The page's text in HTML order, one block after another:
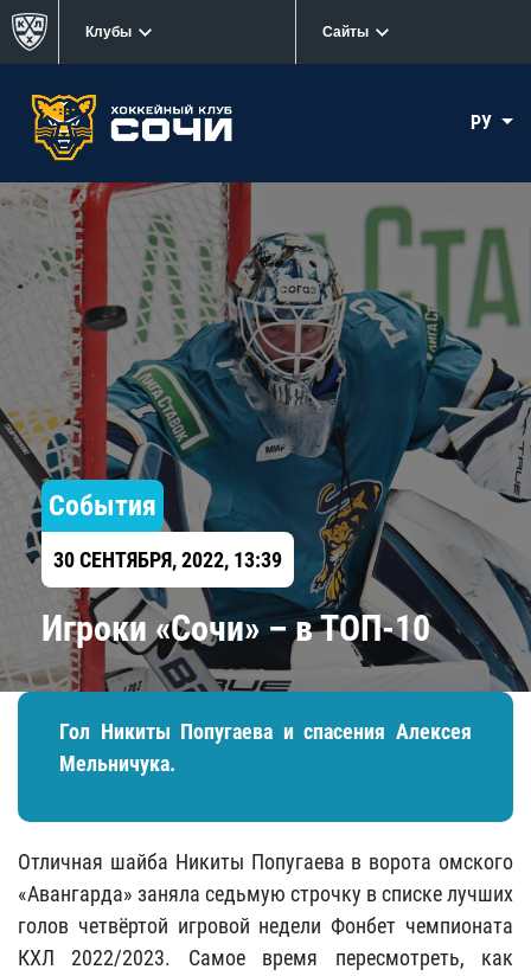
Клубы Сайты
РУ
События
30 СЕНТЯБРЯ, 2022, 13:39
Игроки «Сочи» – в ТОП-10
Гол Никиты Попугаева и спасения Алексея
Мельничука.
Отличная шайба Никиты Попугаева в ворота омского
«Авангарда» заняла седьмую строчку в списке лучших
голов четвёртой игровой недели Фонбет чемпионата
КХЛ 2022/2023. Самое время пересмотреть, как